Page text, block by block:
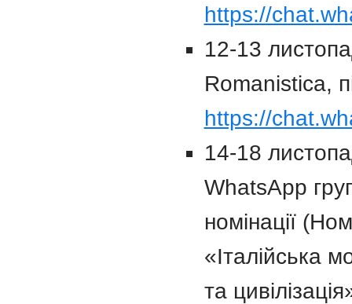
https://
12-13
Romanistica,
https://
14-18
WhatsApp
номінації
«Італійська
та